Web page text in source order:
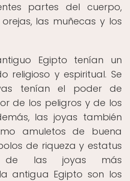
partes del cuerpo,
las muñecas y los
Egipto tenían un
religioso y espiritual. Se
tenían el poder de
de los peligros y de los
las joyas también
amuletos de buena
de riqueza y estatus
de las joyas más
antigua Egipto son los